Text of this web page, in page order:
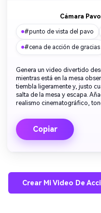
Cámara
#punto de vista del pavo
#cena de acción de gracias
Genera un video divertido
mientras está en la mesa
tiembla ligeramente y, justo
salta de la mesa y escapa.
realismo cinematográfico,
Copiar
Crear Mi Video De